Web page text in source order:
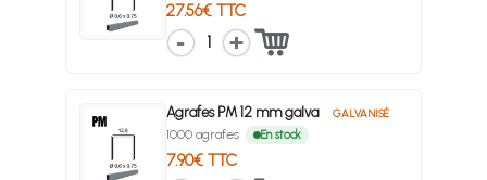
27.56€ TTC
1
Agrafes PM 12 mm galva GALVANISÉ
1000 agrafes En stock
7.90€ TTC